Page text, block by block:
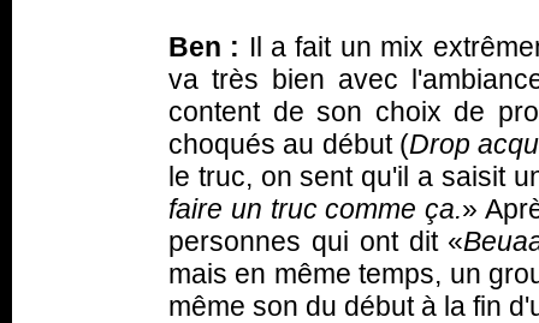
Ben : Il a fait un mix
va très bien avec
content de son choix de
choqués au début (Drop
le truc, on sent qu'il a saisit
faire un truc comme ça.»
personnes qui ont dit «
mais en même temps, un
même son du début à la fin